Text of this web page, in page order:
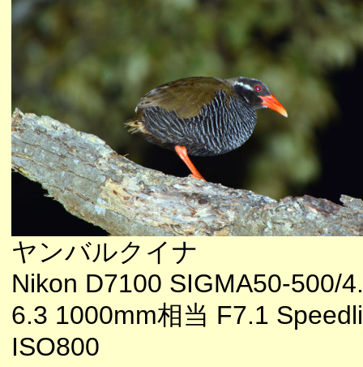
ヤンバルクイナ
Nikon D7100 SIGMA50-500/
6.3 1000mm相当 F7.1
ISO800